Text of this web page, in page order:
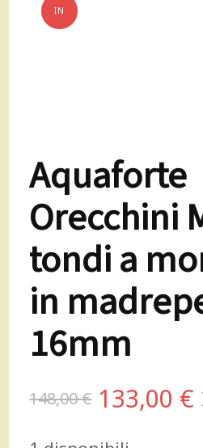
IN
Aquaforte
Orecchini
tondi a
in
16mm
148,00€ Il
133,00 €